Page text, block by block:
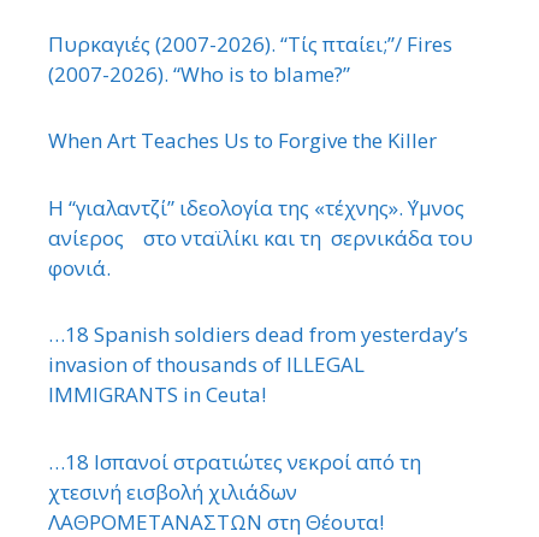
Πυρκαγιές (2007-2026). “Τίς πταίει;”/ Fires
(2007-2026). “Who is to blame?”
When Art Teaches Us to Forgive the Killer
Η “γιαλαντζί” ιδεολογία της «τέχνης». ΄Υμνος
ανίερος στο νταϊλίκι και τη σερνικάδα του
φονιά.
…18 Spanish soldiers dead from yesterday’s
invasion of thousands of ILLEGAL
IMMIGRANTS in Ceuta!
…18 Ισπανοί στρατιώτες νεκροί από τη
χτεσινή εισβολή χιλιάδων
ΛΑΘΡΟΜΕΤΑΝΑΣΤΩΝ στη Θέουτα!